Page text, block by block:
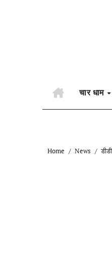
चार धाम
Home News